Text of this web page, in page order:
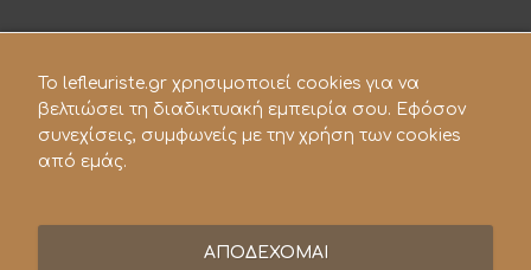
210 28.21.119
To lefleuriste.gr χρησιμοποιεί cookies για να
βελτιώσει τη διαδικτυακή εμπειρία σου. Εφόσον
συνεχίσεις, συμφωνείς με την χρήση των cookies
από εμάς.
ΑΠΟΔΕΧΟΜΑΙ